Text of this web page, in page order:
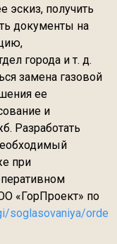
эскиз, получить
документы на
города и т. д.
замена газовой
ее
и
Разработать
при
«ГорПроект» по
soglasovaniya/